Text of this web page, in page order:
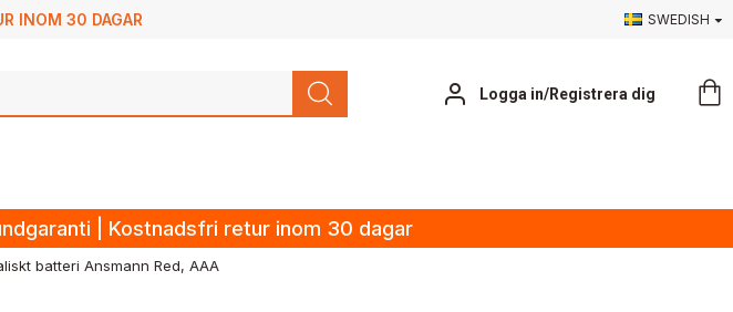
INOM 30 DAGAR SWEDISH
Logga in/Registrera dig
| Kostnadsfri retur inom 30 dagar
batteri Ansmann Red, AAA